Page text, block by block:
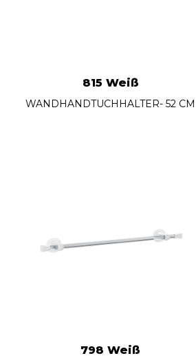
815 Weiß
WANDHANDTUCHHALTER- 52 CM
798 Weiß